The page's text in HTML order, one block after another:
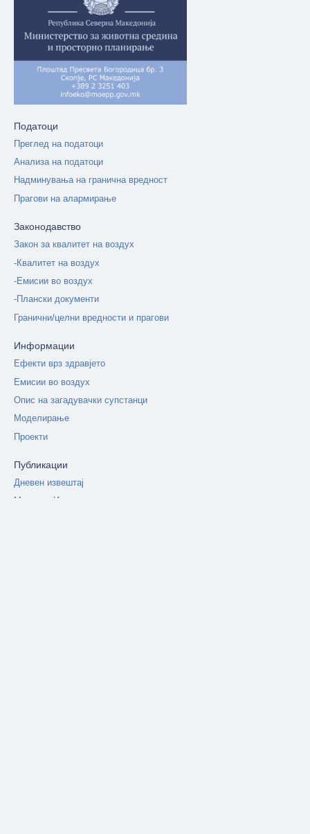
Податоци
Преглед на податоци
Анализа на податоци
Надминувања на гранична вредност
Прагови на алармирање
Законодавство
Закон за квалитет на воздух
-Квалитет на воздух
-Емисии во воздух
-Плански документи
Гранични/целни вредности и прагови
Информации
Ефекти врз здравјето
Емисии во воздух
Опис на загадувачки супстанци
Моделирање
Проекти
Публикации
Дневен извештај
Месечни Извештаи